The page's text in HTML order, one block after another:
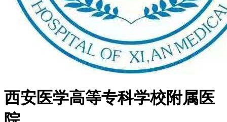
西安医学高等专科学校附属医